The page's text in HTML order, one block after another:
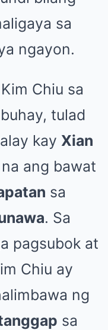
sa
ngayon.
Chiu sa
tulad
kay Xian
ang bawat
sa
. Sa
pagsubok at
Chiu ay
ng
sa